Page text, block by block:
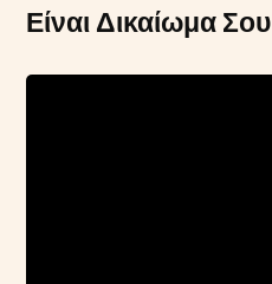
Είναι Δικαίωμα Σου